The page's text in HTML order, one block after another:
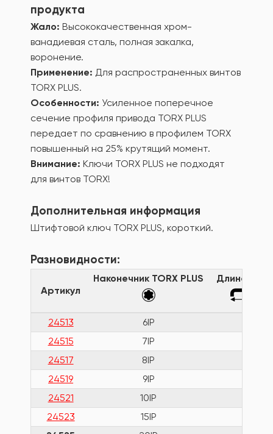
продукта
Жало: Высококачественная хром-
ванадиевая сталь, полная закалка,
воронение.
Применение: Для распространенных винтов
TORX PLUS.
Особенности: Усиленное поперечное
сечение профиля привода TORX PLUS
передает по сравнению в профилем TORX
повышенный на 25% крутящий момент.
Внимание: Ключи TORX PLUS не подходят
для винтов TORX!
Дополнительная информация
Штифтовой ключ TORX PLUS, короткий.
Разновидности:
Артикул
Наконечник TORX PLUS Длина
24513 6IP
24515
7IP
24517
8IP
24519
9IP
24521
10IP
24523
15IP